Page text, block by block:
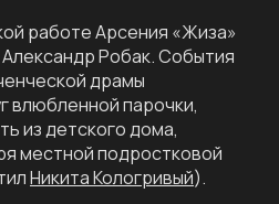
работе Арсения «Жиза»
Робак. События
драмы
влюбленной парочки,
из детского дома,
местной подростковой
Никита Кологривый).